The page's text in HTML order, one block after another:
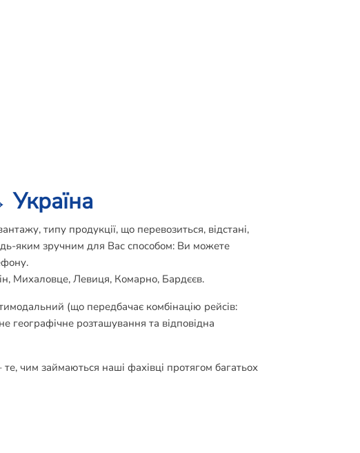
Україна
типу продукції, що перевозиться, відстані,
яким зручним для Вас способом: Ви можете
Михаловце, Левиця, Комарно, Бардєєв.
(що передбачає комбінацію рейсів:
географічне розташування та відповідна
чим займаються наші фахівці протягом багатьох